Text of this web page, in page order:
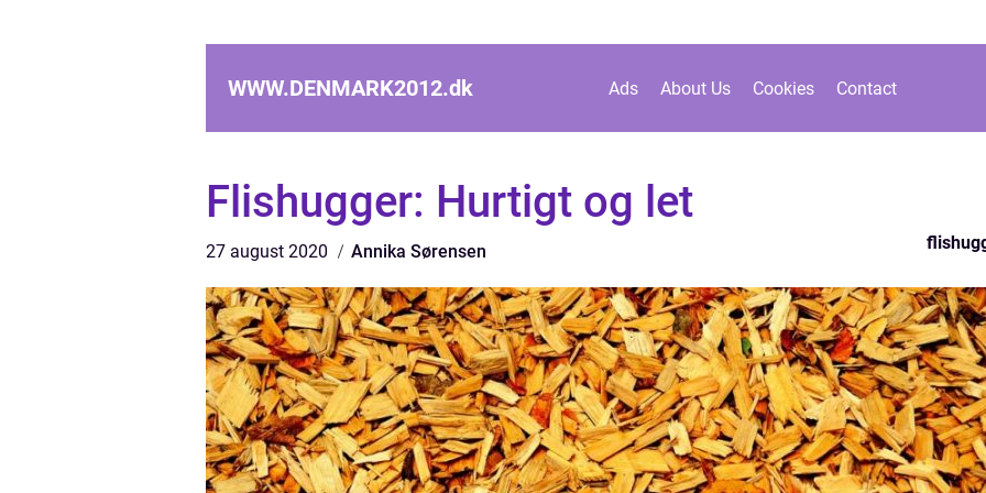
WWW.DENMARK2012.dk Ads About Us Cookies Contact
Flishugger: Hurtigt og let
27 august 2020 Annika Sørensen